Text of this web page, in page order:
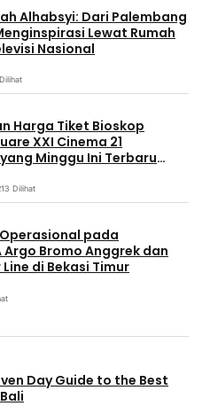
Alhabsyi: Dari Palembang
Lewat Rumah
Nasional
Harga Tiket Bioskop
XXI Cinema 21
Minggu Ini Terbaru
Dilihat
pada
Argo Bromo Anggrek dan
di Bekasi Timur
Day Guide to the Best